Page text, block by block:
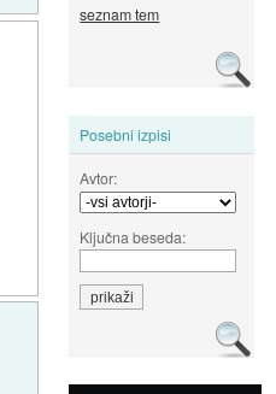
seznam tem
Posebni izpisi
Avtor:
Ključna beseda: